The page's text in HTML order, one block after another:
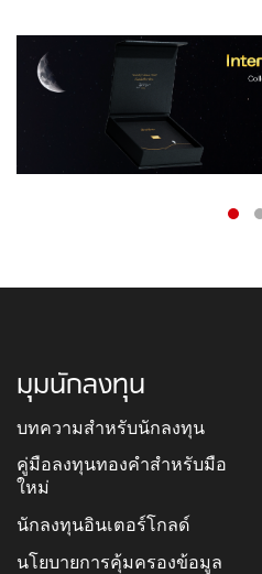
มุมนักลงทุน
บทความสำหรับนักลงทุน
คู่มือลงทุนทองคำสำหรับมือ
ใหม่
นักลงทุนอินเตอร์โกลด์
นโยบายการคุ้มครองข้อมูล